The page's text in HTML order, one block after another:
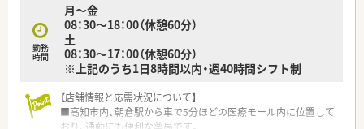
【求人情報について】
■給与は年俸制を採用しており、経験やスキルを考慮した上で年
収450万円から最大700万円までの高待遇を提示することが可能
です。
■各種手当が充実しており、認定薬剤師手当や管理薬剤師手当の
す。
■昇給は年1回、7月に実施されるため、日々の努力や店舗運営へ
勤務
時間
月～金
08：30～18：00（休憩60分）
土
08：30～17：00（休憩60分）
※上記のうち1日8時間以内・週40時間シフト制
【店舗情報と応需状況について】
■高知市内、朝倉駅から車で5分ほどの医療モール内に位置して